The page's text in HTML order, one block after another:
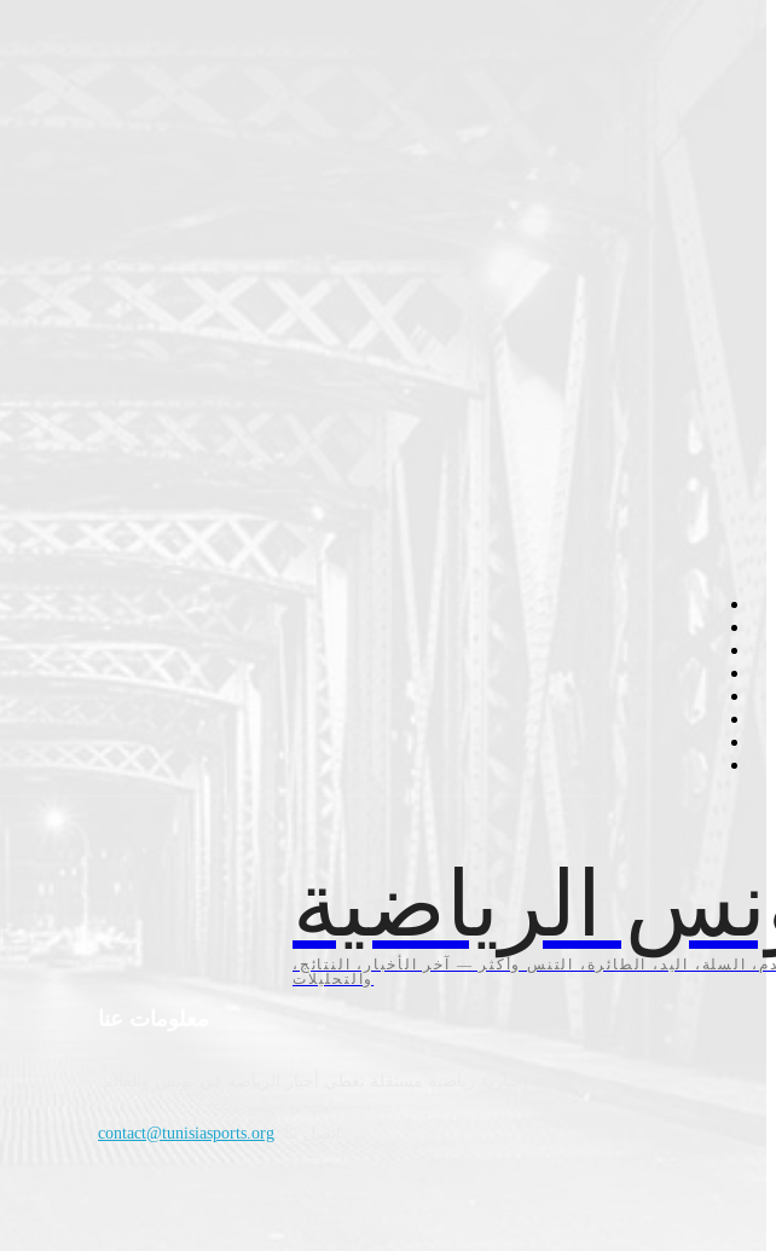
الرياضية
السلة، اليد، الطائرة، التنس وأكثر — آخر الأخبار، النتائج،
والتحليلات
اتصل بنا:contact@tunisiasports.org